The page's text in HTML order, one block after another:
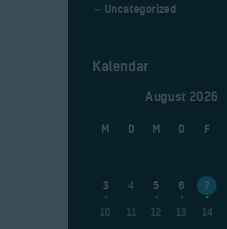
Uncategorized
Kalendar
August 2026
M D M D F
3
4 5 6 7
10
11 12 13 14